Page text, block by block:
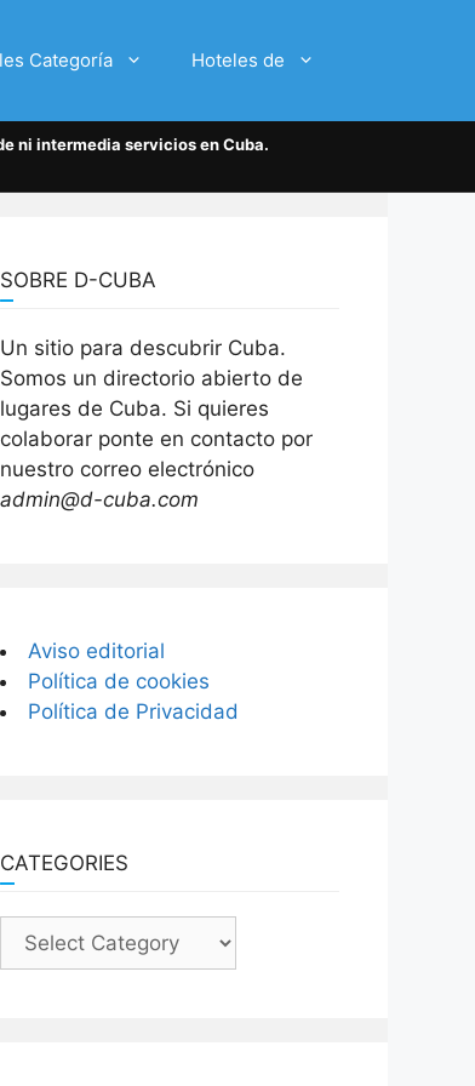
Categoría Hoteles de
ni intermedia servicios en Cuba.
SOBRE D-CUBA
Un sitio para descubrir Cuba.
Somos un directorio abierto de
lugares de Cuba. Si quieres
colaborar ponte en contacto por
nuestro correo electrónico
admin@d-cuba.com
Aviso editorial
Política de cookies
Política de Privacidad
CATEGORIES
Categories